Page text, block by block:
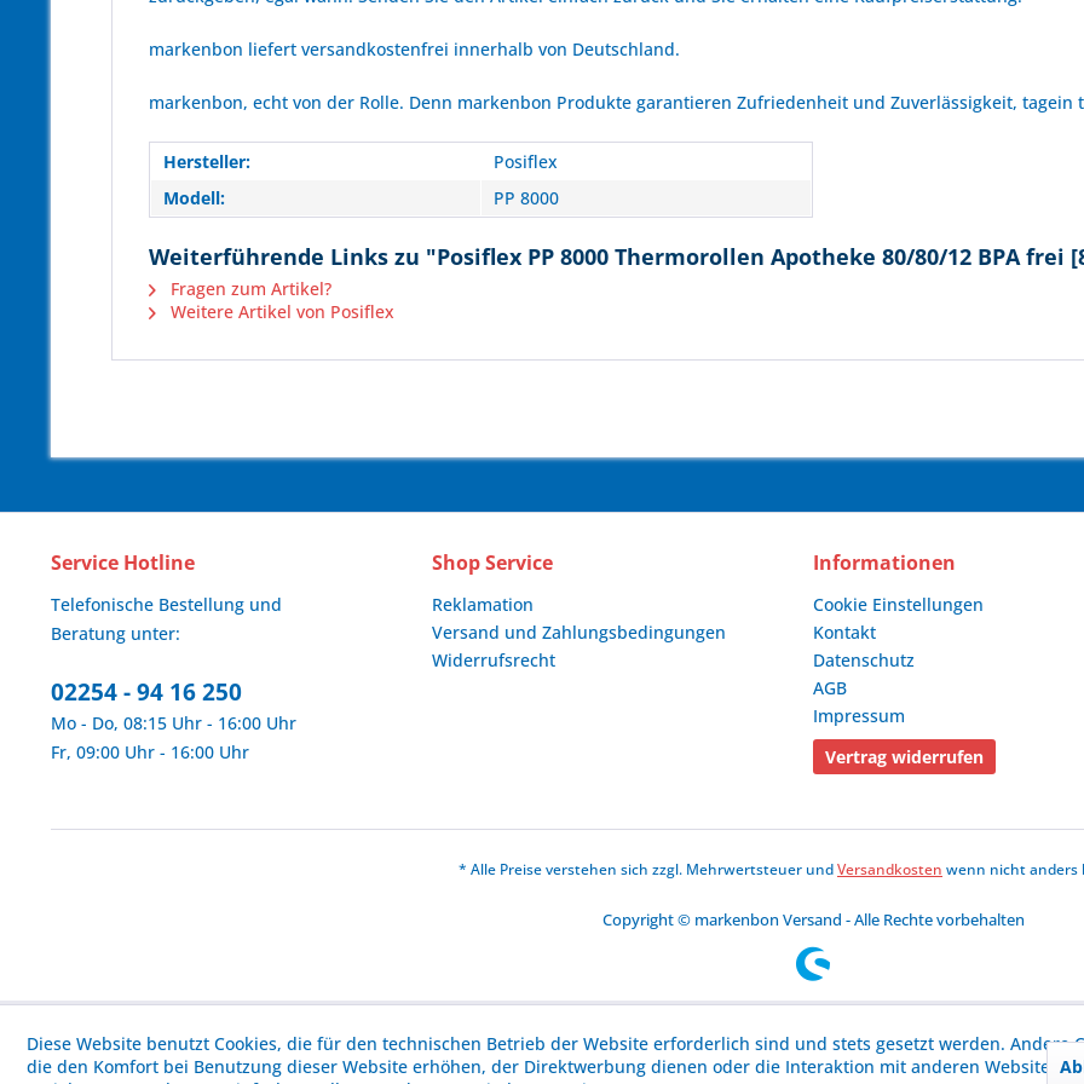
markenbon liefert versandkostenfrei innerhalb von Deutschland.
markenbon, echt von der Rolle. Denn markenbon Produkte garantieren Zufriedenheit und Zuverlässigkeit, tagein
Hersteller:
Posiflex
Modell:
PP 8000
Weiterführende Links zu "Posiflex PP 8000 Thermorollen Apotheke 80/80/12 BPA frei
Fragen zum Artikel?
Weitere Artikel von Posiflex
Service Hotline
Telefonische Bestellung und
Beratung unter:
02254 - 94 16 250
Mo - Do, 08:15 Uhr - 16:00 Uhr
Fr, 09:00 Uhr - 16:00 Uhr
Shop Service
Reklamation
Versand und Zahlungsbedingungen
Widerrufsrecht
Informationen
Cookie Einstellungen
Kontakt
Datenschutz
AGB
Impressum
Vertrag widerrufen
* Alle Preise verstehen sich zzgl. Mehrwertsteuer undVersandkosten wenn nicht anders
Copyright © markenbon Versand - Alle Rechte vorbehalten
Diese Website benutzt Cookies, die für den technischen Betrieb der Website erforderlich sind und stets gesetzt werden. Andere
die den Komfort bei Benutzung dieser Website erhöhen, der Direktwerbung dienen oder die Interaktion mit anderen Websites